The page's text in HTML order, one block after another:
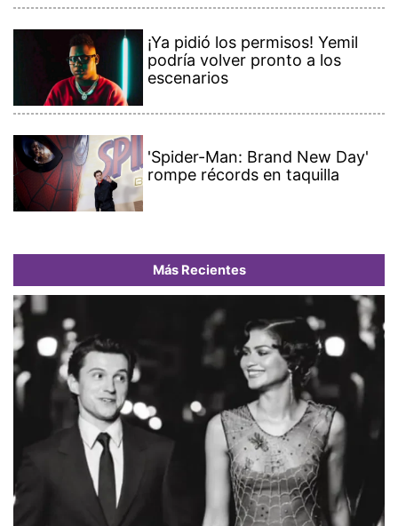
¡Ya pidió los permisos! Yemil
podría volver pronto a los
escenarios
'Spider-Man: Brand New Day'
rompe récords en taquilla
Más Recientes